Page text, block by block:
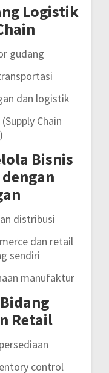
Logistik
gudang
dan logistik
Chain
Bisnis
distribusi
dan retail
sendiri
manufaktur
Retail
control